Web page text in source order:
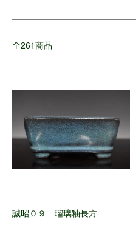
全261商品
誠昭０９ 瑠璃釉長方